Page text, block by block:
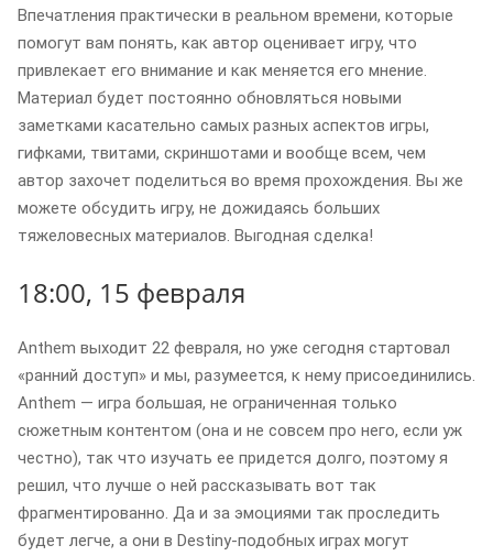
Впечатления практически в реальном времени, которые
помогут вам понять, как автор оценивает игру, что
привлекает его внимание и как меняется его мнение.
Материал будет постоянно обновляться новыми
заметками касательно самых разных аспектов игры,
гифками, твитами, скриншотами и вообще всем, чем
автор захочет поделиться во время прохождения. Вы же
можете обсудить игру, не дожидаясь больших
тяжеловесных материалов. Выгодная сделка!
18:00, 15 февраля
Anthem выходит 22 февраля, но уже сегодня стартовал
«ранний доступ» и мы, разумеется, к нему присоединились.
Anthem — игра большая, не ограниченная только
сюжетным контентом (она и не совсем про него, если уж
честно), так что изучать ее придется долго, поэтому я
решил, что лучше о ней рассказывать вот так
фрагментированно. Да и за эмоциями так проследить
будет легче, а они в Destiny-подобных играх могут